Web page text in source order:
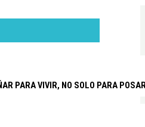
PARA VIVIR, NO SOLO PARA